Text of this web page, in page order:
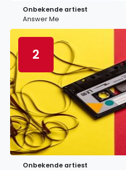
Onbekende artiest
Answer Me
2
Onbekende artiest